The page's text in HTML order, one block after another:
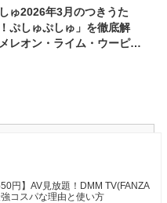
ゅ2026年3月のつきうた
！ぷしゅぷしゅ」を徹底解
レオン・ライム・ウーピー
円】AV見放題！DMM TV(FANZA
コスパな理由と使い方